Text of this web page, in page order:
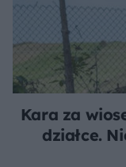
Kara za
działce.